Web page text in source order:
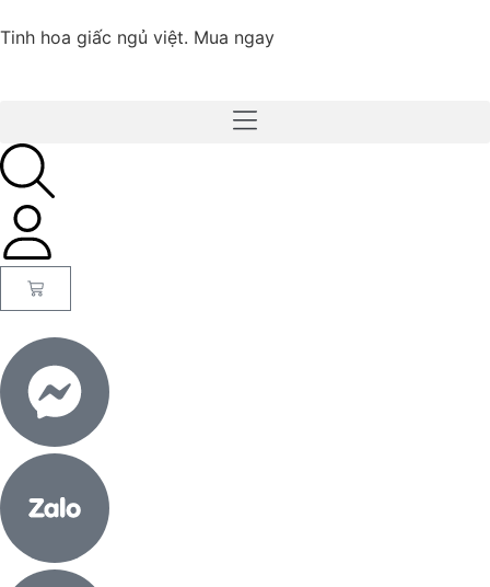
Tinh hoa giấc ngủ việt. Mua ngay